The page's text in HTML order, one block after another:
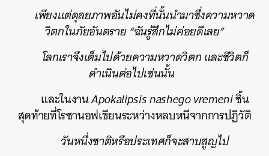
เพียงแต่ดุลยภาพอันไม่คงที่นั้นนำมาซึ่งความหวาด
วิตกในภัยอันตราย “ฉันรู้สึกไม่ค่อยดีเลย”
โลกเราจึงเต็มไปด้วยความหวาดวิตก และชีวิตก็
ดำเนินต่อไปเช่นนั้น
และในงานApokalipsis nashego vremeniชิ้น
สุดท้ายที่โรซานอฟเขียนระหว่างหลบหนีจากการปฏิวัติ
วันหนึ่งชาติหรือประเทศก็จะสาบสูญไป